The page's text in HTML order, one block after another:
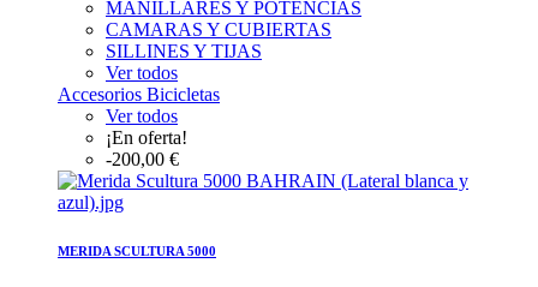
MANILLARES Y POTENCIAS
CAMARAS Y CUBIERTAS
SILLINES Y TIJAS
Ver todos
Accesorios Bicicletas
Ver todos
¡En oferta!
-200,00 €
MERIDA SCULTURA 5000